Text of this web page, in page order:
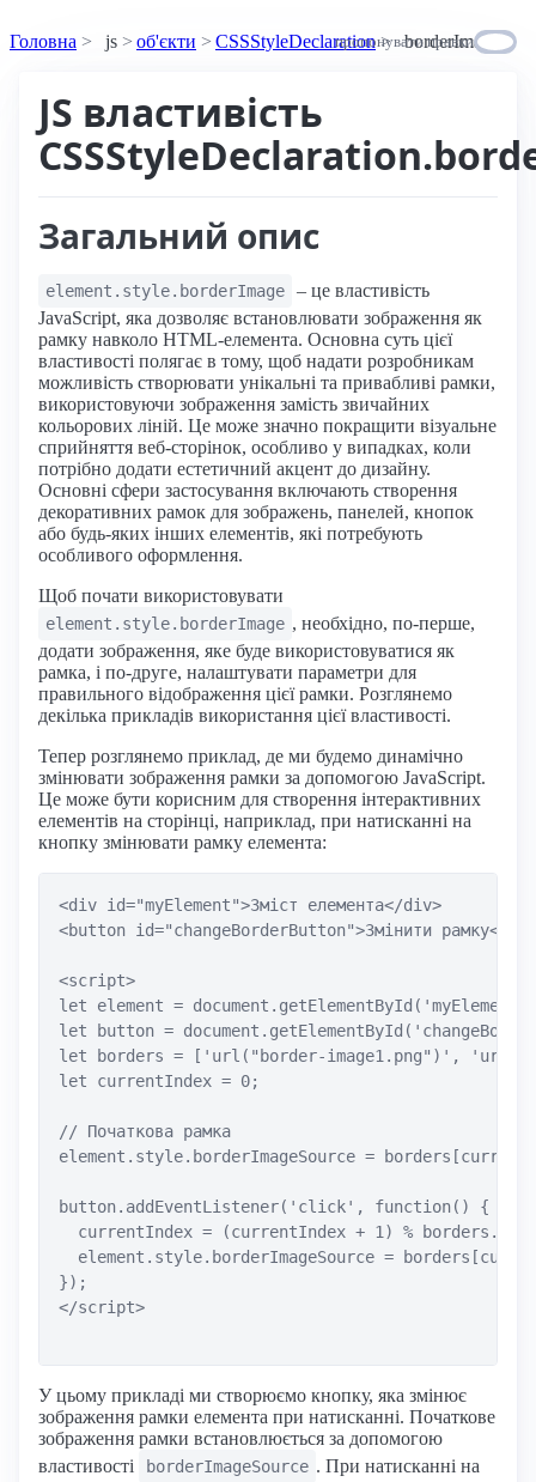
Головна js об'єкти CSSStyleDeclaration borderImage
пропонувати правки
JS властивість
Загальний опис
element.style.borderImage
– це властивість
JavaScript, яка дозволяє встановлювати зображення як
рамку навколо HTML-елемента. Основна суть цієї
властивості полягає в тому, щоб надати розробникам
можливість створювати унікальні та привабливі рамки,
використовуючи зображення замість звичайних
кольорових ліній. Це може значно покращити візуальне
сприйняття веб-сторінок, особливо у випадках, коли
потрібно додати естетичний акцент до дизайну.
Основні сфери застосування включають створення
декоративних рамок для зображень, панелей, кнопок
або будь-яких інших елементів, які потребують
особливого оформлення.
Щоб почати використовувати
element.style.borderImage , необхідно, по-перше,
додати зображення, яке буде використовуватися як
рамка, і по-друге, налаштувати параметри для
правильного відображення цієї рамки. Розглянемо
декілька прикладів використання цієї властивості.
Тепер розглянемо приклад, де ми будемо динамічно
змінювати зображення рамки за допомогою JavaScript.
Це може бути корисним для створення інтерактивних
елементів на сторінці, наприклад, при натисканні на
кнопку змінювати рамку елемента:
<div id="myElement">Зміст елемента</div>
<button id="changeBorderButton">Змінити рамку</
<script>
let element =
let button =
let borders = ['url("border-image1.png")',
let currentIndex = 0;
// Початкова рамка
element.style.borderImageSource =
button.addEventListener('click', function() {
currentIndex = (currentIndex + 1) %
element.style.borderImageSource =
});
</script>
У цьому прикладі ми створюємо кнопку, яка змінює
зображення рамки елемента при натисканні. Початкове
зображення рамки встановлюється за допомогою
властивості
borderImageSource . При натисканні на